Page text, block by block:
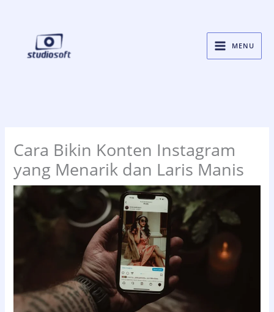
MENU
Cara Bikin Konten Instagram
yang Menarik dan Laris Manis